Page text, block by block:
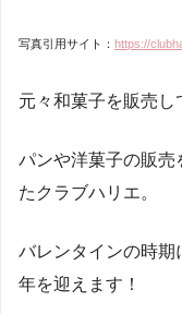
写真引用サイト： https://
元々和菓子を販売し
パンや洋菓子の販売
たクラブハリエ。
バレンタインの時期
年を迎えます！